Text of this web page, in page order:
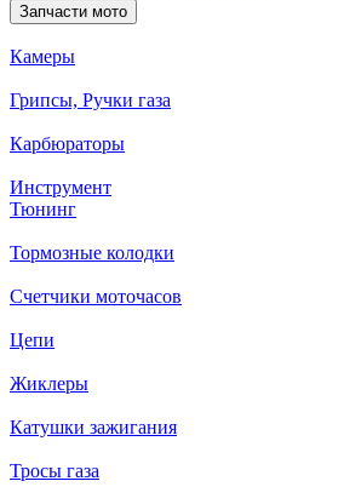
Запчасти мото
Камеры
Грипсы, Ручки газа
Карбюраторы
Инструмент
Тюнинг
Тормозные колодки
Счетчики моточасов
Цепи
Жиклеры
Катушки зажигания
Тросы газа